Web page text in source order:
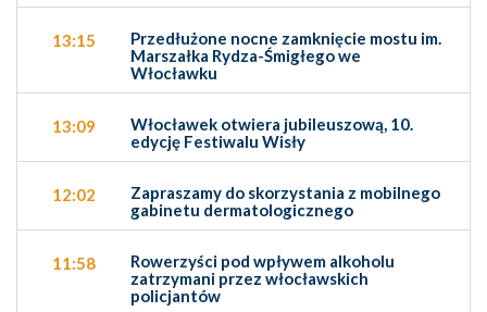
13:15
Przedłużone nocne zamknięcie mostu im.
Marszałka Rydza-Śmigłego we
Włocławku
13:09
Włocławek otwiera jubileuszową, 10.
edycję Festiwalu Wisły
12:02
Zapraszamy do skorzystania z mobilnego
gabinetu dermatologicznego
11:58
Rowerzyści pod wpływem alkoholu
zatrzymani przez włocławskich
policjantów